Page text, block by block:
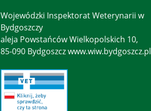
Wojewódzki Inspektorat Weterynarii w
Bydgoszczy
aleja Powstańców Wielkopolskich 10,
85-090 Bydgoszcz www.wiw.bydgoszcz.pl